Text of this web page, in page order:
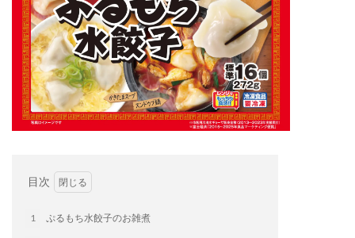
目次
1 ぷるもち水餃子のお雑煮
パックご飯
ハロウィン
ハンギョドン
ファミリーマート
ワイン
ぷるもち水餃子
マンドゥ
メスティン
ラーメン
ラーメンJourney
レシピ 만두
検索